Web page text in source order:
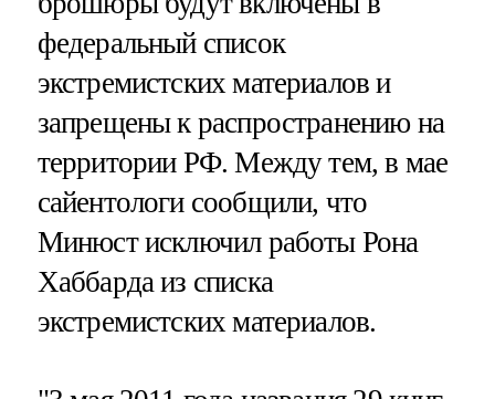
федеральный список
экстремистских материалов и
запрещены к распространению на
территории РФ. Между тем, в мае
сайентологи сообщили, что
Минюст исключил работы Рона
Хаббарда из списка
экстремистских материалов.